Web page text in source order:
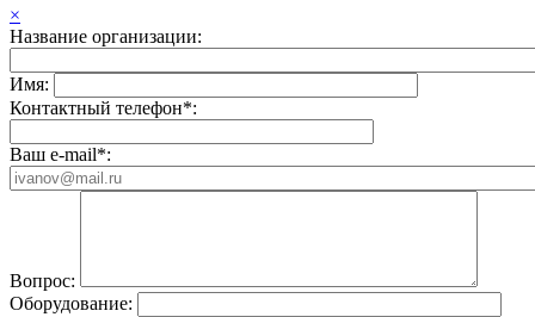
×
Название организации:
Имя:
Контактный телефон*:
Ваш e-mail*:
Вопрос:
Оборудование: